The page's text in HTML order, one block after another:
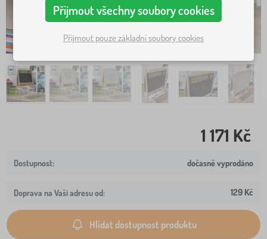
1 171 Kč
dočasně vyprodáno
Doprava na Vaši adresu od: 129 Kč
Hlídat dostupnost produktu
Přijmout všechny soubory cookies
Přijmout pouze základní soubory cookies